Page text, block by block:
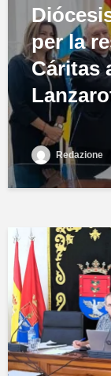
per la
Cáritas
Redazione